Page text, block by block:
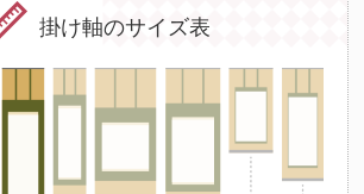
掛け軸のサイズ表